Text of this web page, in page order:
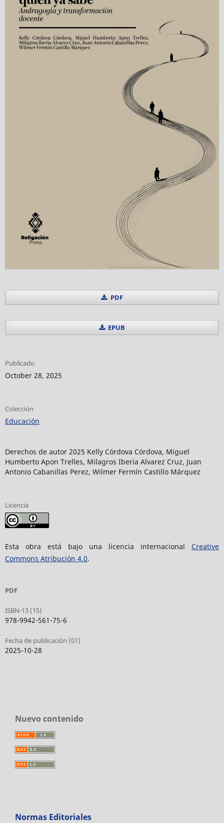
PDF
EPUB
Publicado
October 28, 2025
Colección
Educación
Derechos de autor 2025 Kelly Córdova Córdova, Miguel
Humberto Apon Trelles, Milagros Iberia Alvarez Cruz, Juan
Antonio Cabanillas Perez, Wilmer Fermín Castillo Márquez
Licencia
Esta obra está bajo una licencia internacionalCreative
Commons Atribución 4.0.
PDF
ISBN-13 (15)
978-9942-561-75-6
Fecha de publicación (01)
2025-10-28
Nuevo contenido
Normas Editoriales